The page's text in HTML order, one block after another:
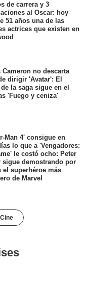
de carrera y 3
al Oscar: hoy
51 años una de las
actrices que existen en
Cameron no descarta
dirigir 'Avatar': El
la saga sigue en el
'Fuego y ceniza'
Man 4' consigue en
lo que a 'Vengadores:
le costó ocho: Peter
sigue demostrando por
el superhéroe más
de Marvel